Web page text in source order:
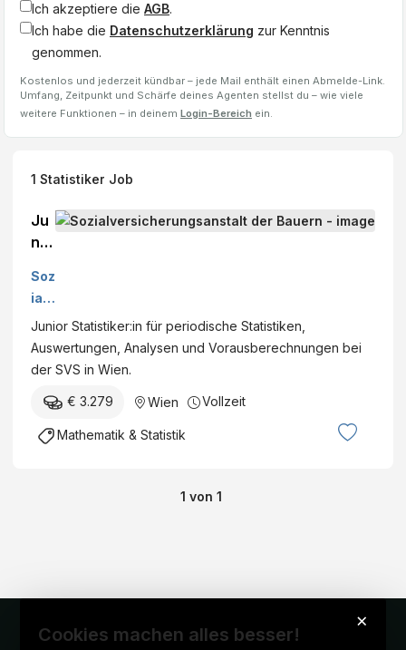
Ich akzeptiere die AGB.
Ich habe die Datenschutzerklärung zur Kenntnis
genommen.
Kostenlos und jederzeit kündbar – jede Mail enthält einen Abmelde-Link.
Umfang, Zeitpunkt und Schärfe deines Agenten stellst du – wie viele
weitere Funktionen – in deinem Login-Bereich ein.
1 Statistiker Job
Ju
nio
Sta
tist
ike
r:in
(m/
w/
Soz
ialv
ers
ich
eru
ans
talt
Junior Statistiker:in für periodische Statistiken,
Auswertungen, Analysen und Vorausberechnungen bei
der SVS in Wien.
€ 3.279 Wien Vollzeit
Mathematik & Statistik
1 von 1
×
Cookies machen alles besser!